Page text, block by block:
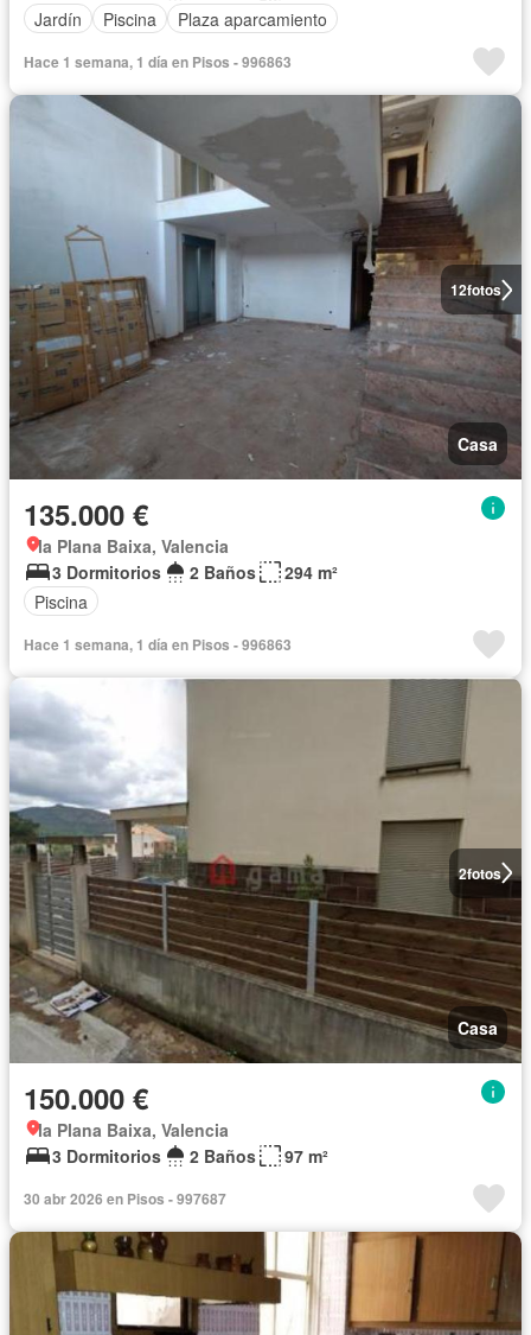
Jardín
Piscina Plaza aparcamiento
Hace 1 semana, 1 día en Pisos - 996863
12fotos
Casa
135.000 €
la Plana Baixa, Valencia
3 Dormitorios
2 Baños
294 m²
Piscina
Hace 1 semana, 1 día en Pisos - 996863
2fotos
Casa
150.000 €
la Plana Baixa, Valencia
3 Dormitorios
2 Baños 97 m²
30 abr 2026 en Pisos - 997687